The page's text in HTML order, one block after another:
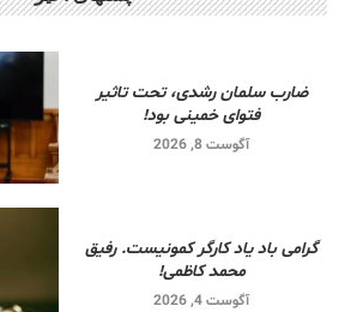
ضارب سلمان رشدی، تحت تاثیر
فتوای خمینی بود!
آگوست 8, 2026
گرامی باد یاد کارگر کمونیست. رفیق
محمد کاظمی!
آگوست 4, 2026